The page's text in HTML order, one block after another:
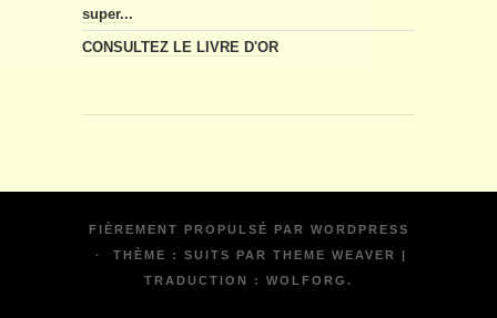
super...
CONSULTEZ LE LIVRE D'OR
FIÈREMENT PROPULSÉ PAR WORDPRESS
·
THÈME : SUITS PAR THEME WEAVER
TRADUCTION : WOLFORG .